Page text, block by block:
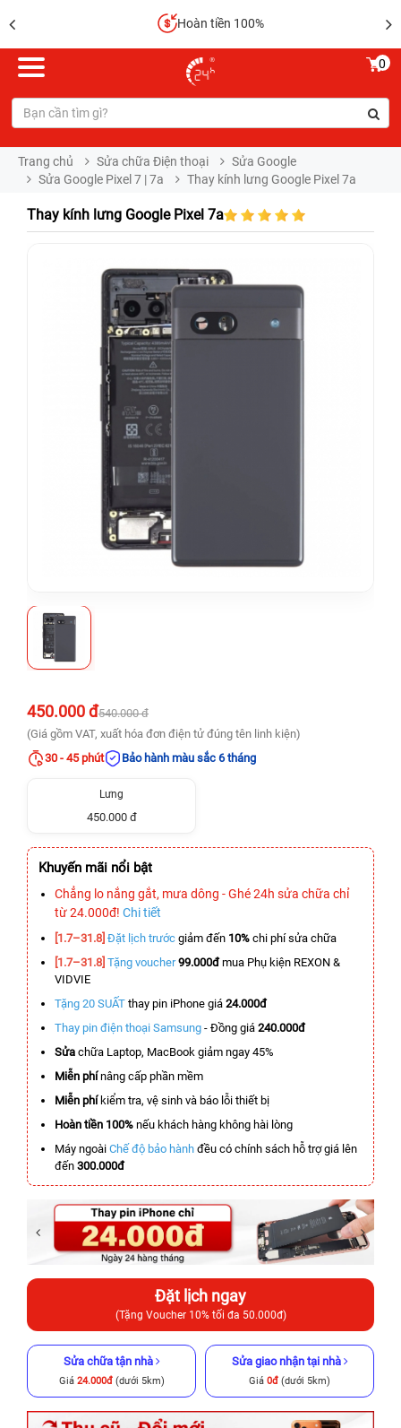
Hoàn tiền 100%
0
Trang chủ Sửa chữa Điện thoại
Sửa Google
Sửa Google Pixel 7 | 7a
Thay kính lưng Google Pixel 7a
Thay kính lưng Google Pixel 7a
450.000 đ540.000 đ
(Giá gồm VAT, xuất hóa đơn điện tử đúng tên linh kiện)
30 - 45 phút
Bảo hành màu sắc 6 tháng
Lưng
450.000 đ
Khuyến mãi nổi bật
Chẳng lo nắng gắt, mưa dông - Ghé 24h sửa chữa chỉ
từ 24.000đ! Chi tiết
[1.7–31.8] Đặt lịch trước giảm đến 10% chi phí sửa chữa
[1.7–31.8] Tặng voucher 99.000đmua Phụ kiện REXON &
VIDVIE
Tặng 20 SUẤT thay pin iPhone giá 24.000đ
Thay pin điện thoại Samsung - Đồng giá 240.000đ
Sửa chữa Laptop, MacBook giảm ngay 45%
Miễn phínâng cấp phần mềm
Miễn phíkiểm tra, vệ sinh và báo lỗi thiết bị
Hoàn tiền 100% nếu khách hàng không hài lòng
Máy ngoài Chế độ bảo hành đều có chính sách hỗ trợ giá lên
đến 300.000đ
Đặt lịch ngay
(Tặng Voucher 10% tối đa 50.000đ)
Sửa chữa tận nhà
Giá 24.000đ(dưới 5km)
Sửa giao nhận tại nhà
Giá 0đ (dưới 5km)